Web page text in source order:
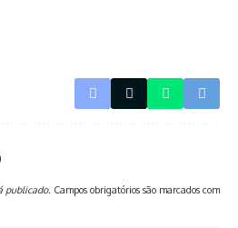
publicado. Campos obrigatórios são marcados com